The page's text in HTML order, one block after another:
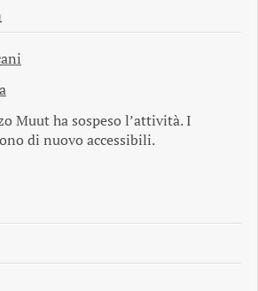
Muut ha sospeso l’attività. I
di nuovo accessibili.